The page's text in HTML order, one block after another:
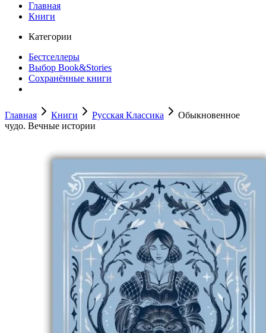
Главная
Книги
Категории
Бестселлеры
Выбор Book&Stories
Сохранённые книги
Главная Книги Русская Классика
Обыкновенное
чудо. Вечные истории